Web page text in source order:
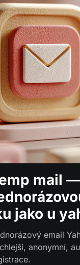
mail
jako u
email
anonymní,